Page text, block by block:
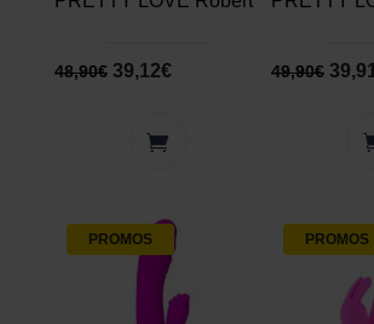
48,90€ 39,12€ 49,90€
PROMOS PROMOS